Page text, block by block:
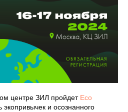
центре ЗИЛ пройдет Eco
и осознанного